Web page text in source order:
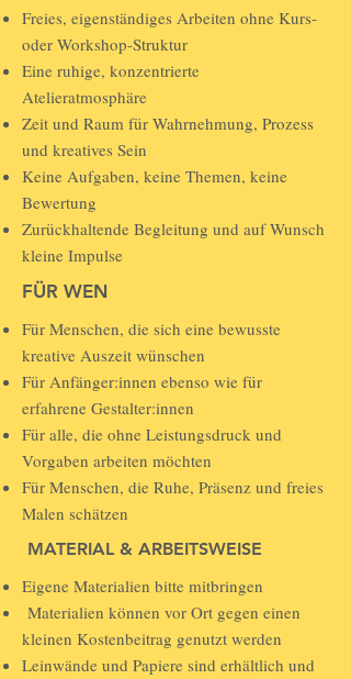
Freies, eigenständiges Arbeiten ohne Kurs-
oder Workshop-Struktur
Eine ruhige, konzentrierte
Atelieratmosphäre
Zeit und Raum für Wahrnehmung, Prozess
und kreatives Sein
Keine Aufgaben, keine Themen, keine
Bewertung
Zurückhaltende Begleitung und auf Wunsch
kleine Impulse
FÜR WEN
Für Menschen, die sich eine bewusste
kreative Auszeit wünschen
Für Anfänger:innen ebenso wie für
erfahrene Gestalter:innen
Für alle, die ohne Leistungsdruck und
Vorgaben arbeiten möchten
Für Menschen, die Ruhe, Präsenz und freies
Malen schätzen
MATERIAL & ARBEITSWEISE
Eigene Materialien bitte mitbringen
Materialien können vor Ort gegen einen
kleinen Kostenbeitrag genutzt werden
Leinwände und Papiere sind erhältlich und